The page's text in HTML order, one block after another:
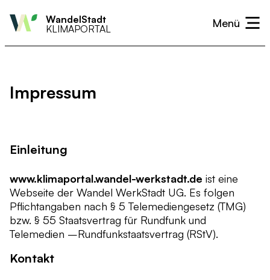
WandelStadt
KLIMAPORTAL
Landwirtschaft & Landnutzung
Kommunikation & Verwaltung
Gesundheitswesen
Impressum
Einleitung
www.klimaportal.wandel-werkstadt.de ist eine
Webseite der Wandel WerkStadt UG. Es folgen
Pflichtangaben nach § 5 Telemediengesetz (TMG)
bzw. § 55 Staatsvertrag für Rundfunk und
Telemedien –Rundfunkstaatsvertrag (RStV).
Kontakt